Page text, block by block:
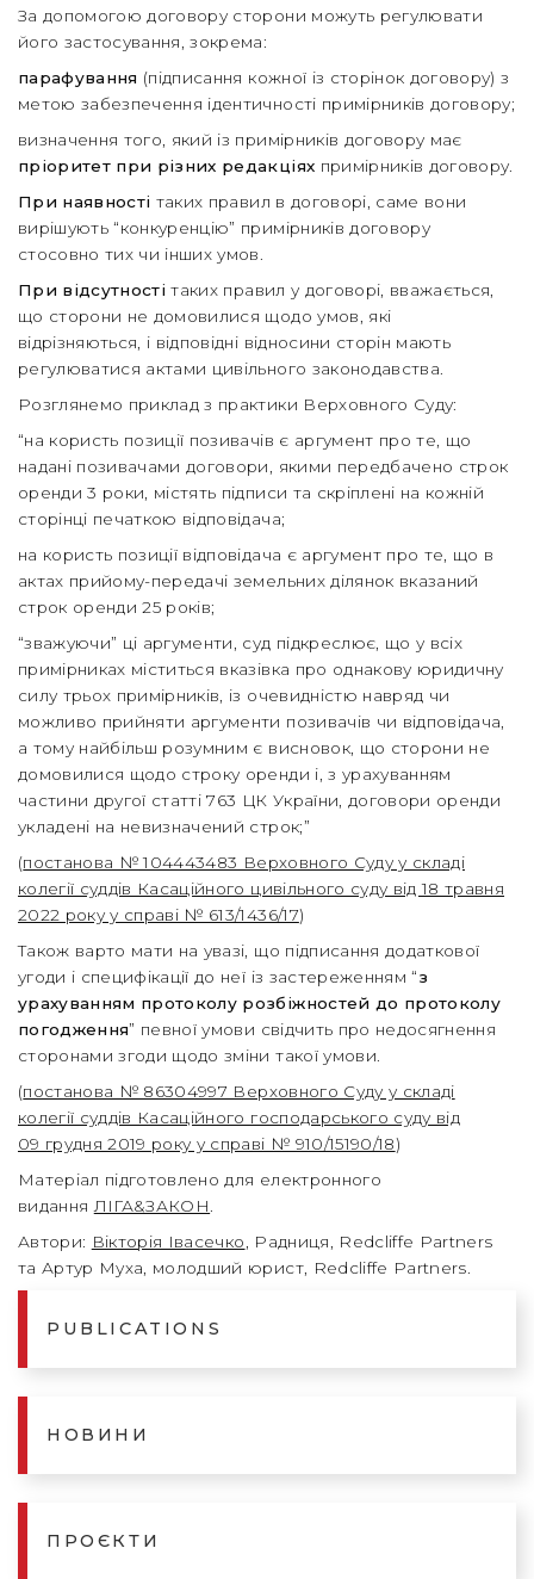
За допомогою договору сторони можуть регулювати
його застосування, зокрема:
парафування (підписання кожної із сторінок договору) з
метою забезпечення ідентичності примірників договору;
визначення того, який із примірників договору має
пріоритет при різних редакціях примірників договору.
При наявності таких правил в договорі, саме вони
вирішують “конкуренцію” примірників договору
стосовно тих чи інших умов.
При відсутності таких правил у договорі, вважається,
що сторони не домовилися щодо умов, які
відрізняються, і відповідні відносини сторін мають
регулюватися актами цивільного законодавства.
Розглянемо приклад з практики Верховного Суду:
“на користь позиції позивачів є аргумент про те, що
надані позивачами договори, якими передбачено строк
оренди 3 роки, містять підписи та скріплені на кожній
сторінці печаткою відповідача;
на користь позиції відповідача є аргумент про те, що в
актах прийому-передачі земельних ділянок вказаний
строк оренди 25 років;
“зважуючи” ці аргументи, суд підкреслює, що у всіх
примірниках міститься вказівка про однакову юридичну
силу трьох примірників, із очевидністю навряд чи
можливо прийняти аргументи позивачів чи відповідача,
а тому найбільш розумним є висновок, що сторони не
домовилися щодо строку оренди і, з урахуванням
частини другої статті 763 ЦК України, договори оренди
укладені на невизначений строк;”
(постанова № 104443483 Верховного Суду у складі
колегії суддів Касаційного цивільного суду від 18 травня
2022 року у справі № 613/1436/17)
Також варто мати на увазі, що підписання додаткової
угоди і специфікації до неї із застереженням “з
урахуванням протоколу розбіжностей до протоколу
погодження” певної умови свідчить про недосягнення
сторонами згоди щодо зміни такої умови.
(постанова № 86304997 Верховного Суду у складі
колегії суддів Касаційного господарського суду від
09 грудня 2019 року у справі № 910/15190/18)
Матеріал підготовлено для електронного
видання ЛІГА&ЗАКОН
Автори: Вікторія Івасечко , Радниця, Redcliffe Partners
та Артур Муха, молодший юрист, Redcliffe Partners.
PUBLICATIONS
НОВИНИ
ПРОЄКТИ